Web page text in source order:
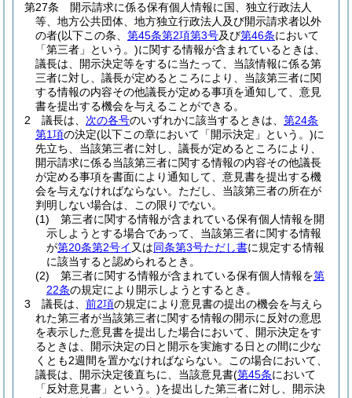
第27条
開示請求に係る保有個人情報に国、独立行政法人
等、地方公共団体、地方独立行政法人及び開示請求者以外
の者(以下この条、 第45条第2項第3号及び第46条において
「第三者」という。)に関する情報が含まれているときは、
議長は、開示決定等をするに当たって、当該情報に係る第
三者に対し、議長が定めるところにより、当該第三者に関
する情報の内容その他議長が定める事項を通知して、意見
書を提出する機会を与えることができる。
2
議長は、 次の各号のいずれかに該当するときは、 第24条
第1項の決定(以下この章において「開示決定」という。)に
先立ち、当該第三者に対し、議長が定めるところにより、
開示請求に係る当該第三者に関する情報の内容その他議長
が定める事項を書面により通知して、意見書を提出する機
会を与えなければならない。 ただし、当該第三者の所在が
判明しない場合は、この限りでない。
(1)
第三者に関する情報が含まれている保有個人情報を開
示しようとする場合であって、当該第三者に関する情報
が第20条第2号イ 又は同条第3号ただし書に規定する情報
に該当すると認められるとき。
(2)
第三者に関する情報が含まれている保有個人情報を第
22条の規定により開示しようとするとき。
3
議長は、 前2項の規定により意見書の提出の機会を与えら
れた第三者が当該第三者に関する情報の開示に反対の意思
を表示した意見書を提出した場合において、開示決定をす
るときは、開示決定の日と開示を実施する日との間に少な
くとも2週間を置かなければならない。
この場合において、
議長は、開示決定後直ちに、当該意見書(第45条において
「反対意見書」という。)を提出した第三者に対し、開示決